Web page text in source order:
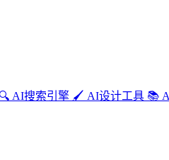
🔍 AI搜索引擎 🖌️ AI设计工具 📚